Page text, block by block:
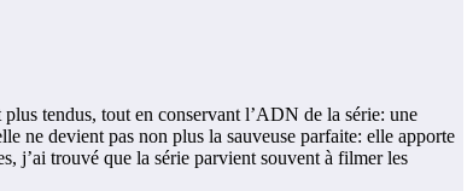
tendus, tout en conservant l’ADN de la série: une
ne devient pas non plus la sauveuse parfaite: elle apporte
j’ai trouvé que la série parvient souvent à filmer les